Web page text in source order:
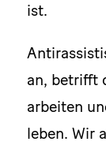
ist.
an, betrifft
arbeiten
leben. Wir